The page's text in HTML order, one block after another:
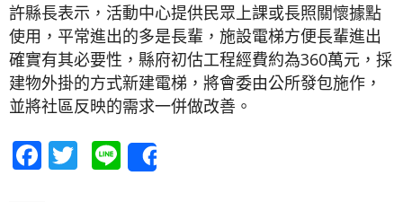
許縣長表示，活動中心提供民眾上課或長照關懷據點
使用，平常進出的多是長輩，施設電梯方便長輩進出
確實有其必要性，縣府初估工程經費約為360萬元，採
建物外掛的方式新建電梯，將會委由公所發包施作，
並將社區反映的需求一併做改善。
Facebook
Twitter
Line